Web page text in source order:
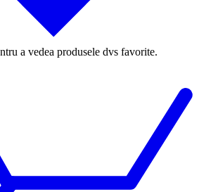
a vedea produsele dvs favorite.